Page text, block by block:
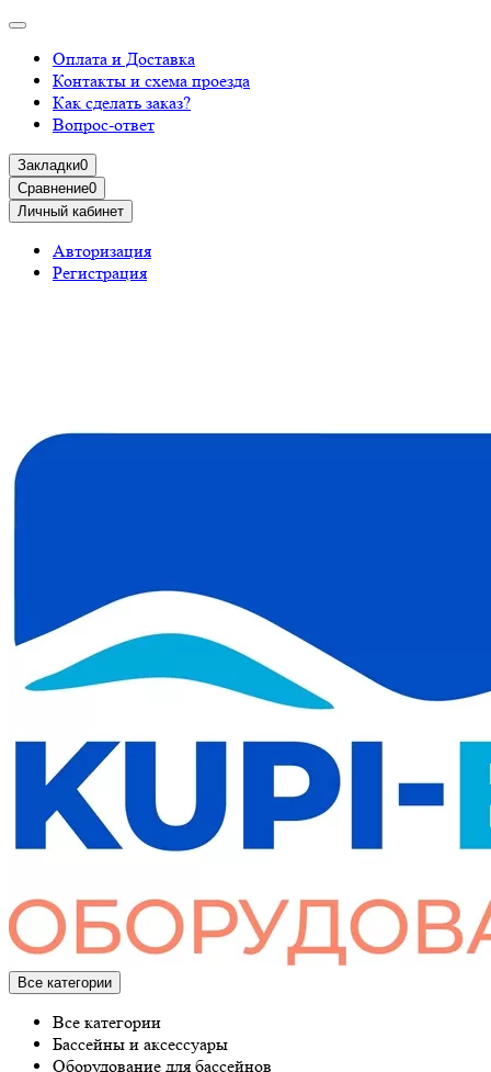
Оплата и Доставка
Контакты и схема проезда
Как сделать заказ?
Вопрос-ответ
Закладки0
Сравнение0
Личный кабинет
Авторизация
Регистрация
Все категории
Все категории
Бассейны и аксессуары
Оборудование для бассейнов